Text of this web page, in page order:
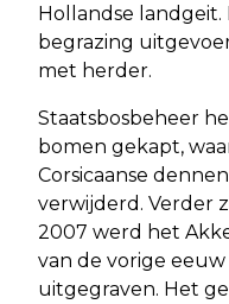
Hollandse
begrazing
met herder.
Staatsbosbeheer
bomen gekapt,
Corsicaanse
verwijderd. Verder
2007 werd het
van de vorige
uitgegraven. Het